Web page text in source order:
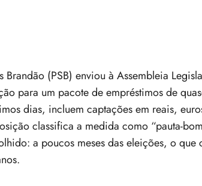
Brandão (PSB) enviou à Assembleia
para um pacote de empréstimos de
dias, incluem captações em reais,
classifica a medida como “pauta-
a poucos meses das eleições, o